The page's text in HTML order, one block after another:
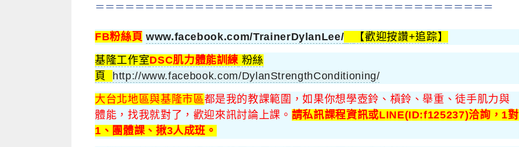
＝＝＝＝＝＝＝＝＝＝＝＝＝＝＝＝＝＝＝＝＝＝＝＝＝＝＝＝＝＝＝＝＝＝＝＝＝＝＝＝
FB粉絲頁 www.facebook.com/TrainerDylanLee/
【歡迎按讚+追踪】
基隆工作室DSC肌力體能訓練 粉絲
頁
http://www.facebook.com/DylanStrengthConditioning/
大台北地區與基隆市區都是我的教課範圍，如果你想學壺鈴、槓鈴、舉重、徒手肌力與
體能，找我就對了，歡迎來訊討論上課。 請私訊課程資訊或LINE(ID:f125237)洽詢，1對
1、團體課、揪3人成班。